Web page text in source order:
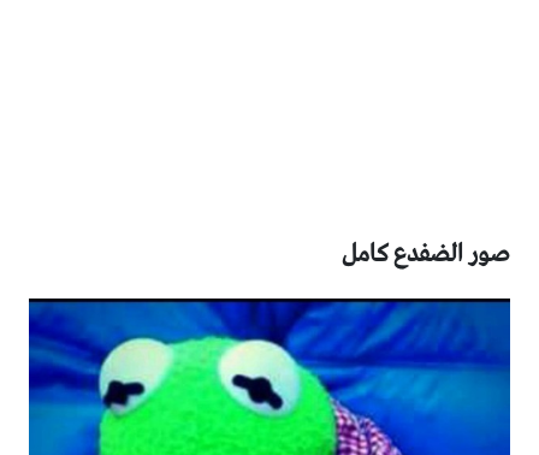
صور الضفدع كامل